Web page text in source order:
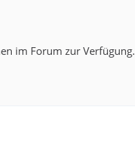
im Forum zur Verfügung.